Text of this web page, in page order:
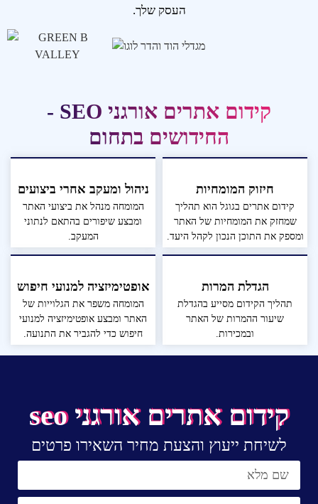
העסק שלך.
קידום אתרים אורגני SEO -
החידושים בתחום
חיזוק המומחיות
קידום אתרים בגוגל הוא תהליך
שמחזק את המומחיות של האתר
ומספק את התוכן הנכון לקהל היעד.
ניהול ומעקב אחרי ביצועים
המומחה מנהל את ביצועי האתר
ומבצע שיפורים בהתאם לנתוני
המעקב.
הגדלת המרות
תהליך הקידום מסייע בהגדלת
שיעור ההמרות של האתר
ובמכירות.
אופטימיזציה למנועי חיפוש
המומחה משפר את הגלוייות של
האתר ומבצע אופטימיזציה למנועי
חיפוש כדי להגביר את התנועה.
קידום אתרים אורגני seo
לשיחת ייעוץ והצעת מחיר השאירו פרטים